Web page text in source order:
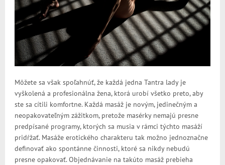
Môžete sa však spoľahnúť, že každá jedna Tantra lady je
vyškolená a profesionálna žena, ktorá urobí všetko preto, aby
ste sa cítili komfortne. Každá masáž je novým, jedinečným a
neopakovateľným zážitkom, pretože masérky nemajú presne
predpísané programy, ktorých sa musia v rámci týchto masáží
pridŕžať. Masáže erotického charakteru tak možno jednoznačne
definovať ako spontánne činnosti, ktoré sa nikdy nebudú
presne opakovať. Objednávanie na takúto masáž prebieha